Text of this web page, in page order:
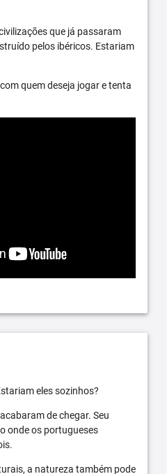
que já passaram
pelos ibéricos. Estariam
quem deseja jogar e tenta
eles sozinhos?
de chegar. Seu
onde os portugueses
a natureza também pode